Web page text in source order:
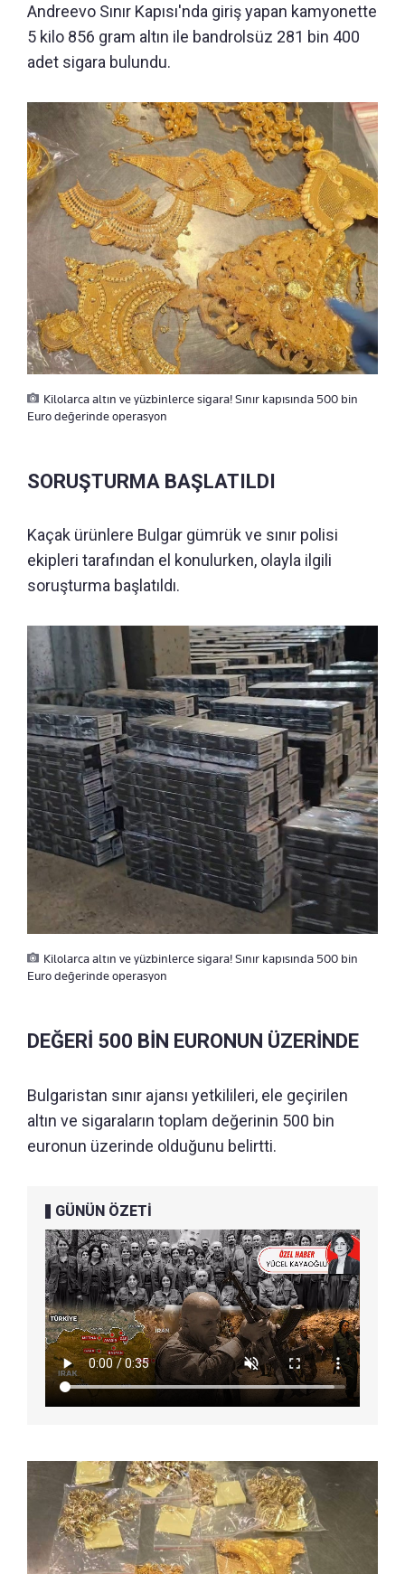
Andreevo Sınır Kapısı'nda giriş yapan kamyonette
5 kilo 856 gram altın ile bandrolsüz 281 bin 400
adet sigara bulundu.
Kilolarca altın ve yüzbinlerce sigara! Sınır kapısında 500 bin
Euro değerinde operasyon
SORUŞTURMA BAŞLATILDI
Kaçak ürünlere Bulgar gümrük ve sınır polisi
ekipleri tarafından el konulurken, olayla ilgili
soruşturma başlatıldı.
Kilolarca altın ve yüzbinlerce sigara! Sınır kapısında 500 bin
Euro değerinde operasyon
DEĞERİ 500 BİN EURONUN ÜZERİNDE
Bulgaristan sınır ajansı yetkilileri, ele geçirilen
altın ve sigaraların toplam değerinin 500 bin
euronun üzerinde olduğunu belirtti.
GÜNÜN ÖZETİ